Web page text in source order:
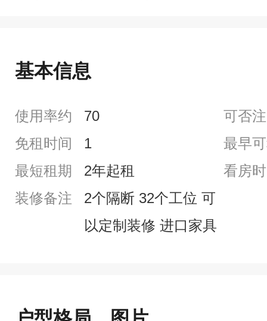
基本信息
使用率约 70
可否
免租时间
1
最早
最短租期
2年起租
看房
装修备注
2个隔断 32个工位 可
以定制装修 进口家具